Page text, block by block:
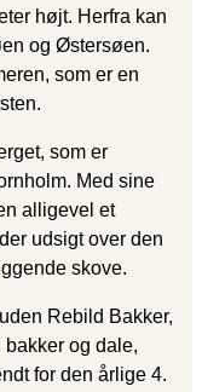
højt. Herfra kan
og Østersøen.
som er en
som er
Med sine
alligevel et
udsigt over den
skove.
Rebild Bakker,
bakker og dale,
for den årlige 4.